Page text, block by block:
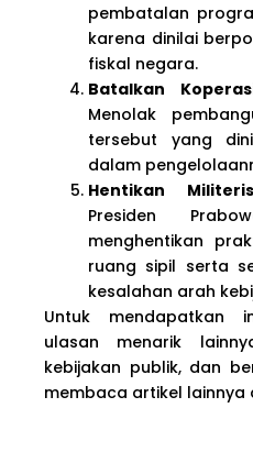
pembatalan
karena dinilai
fiskal negara.
Batalkan
Menolak
tersebut yang
dalam
Hentikan
Presiden
menghentikan
ruang sipil serta
kesalahan arah
Untuk mendapatkan
ulasan menarik
kebijakan publik, dan
membaca artikel lainnya